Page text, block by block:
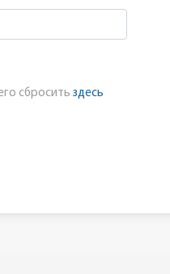
сбросить здесь